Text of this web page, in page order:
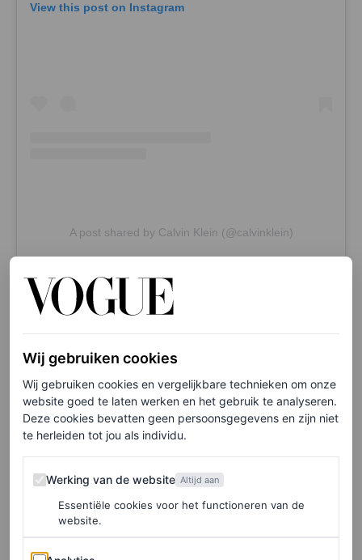
View this post on Instagram
A post shared by Calvin Klein (@calvinklein)
FKA Twigs reageert op
oordeel
De posters waren inmiddels al niet meer te zien in de
straten, waardoor het oordeel van de reclamewaakhond
vooral symbolisch is. Maar dat neemt bij FKA Twigs het
onbegrip niet weg. Op Instagram deelt de zangeres de
poster en schrijft ze: “Het ‘stereotiepe seksuele object’
waarmee ze mij hebben bestempeld zie ik niet. Ik zie een
mooie, sterke vrouw van kleur wiens
bodymeer pijn heeft overwonnen dan je je kunt
Wij gebruiken cookies
Wij gebruiken cookies en vergelijkbare technieken om onze
website goed te laten werken en het gebruik te analyseren.
Deze cookies bevatten geen persoonsgegevens en zijn niet
te herleiden tot jou als individu.
Werking van de website
Werking van de website Altijd aan
Essentiële cookies voor het functioneren van de
website.
Analytics